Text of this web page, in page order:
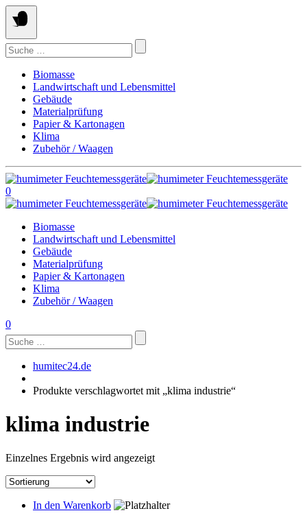
Springe
zum
Inhalt
Suchen
nach:
Biomasse
Landwirtschaft und Lebensmittel
Gebäude
Materialprüfung
Papier & Kartonagen
Klima
Zubehör / Waagen
0
Biomasse
Landwirtschaft und Lebensmittel
Gebäude
Materialprüfung
Papier & Kartonagen
Klima
Zubehör / Waagen
0
Suchen
nach:
humitec24.de
Produkte verschlagwortet mit „klima industrie“
klima industrie
Einzelnes Ergebnis wird angezeigt
In den Warenkorb